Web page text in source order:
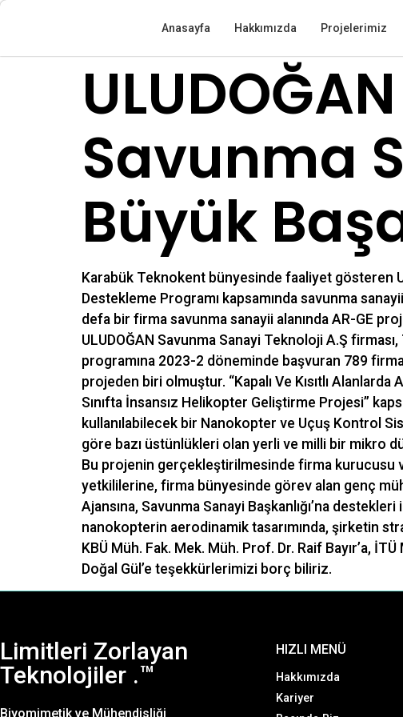
Anasayfa Hakkımızda Projelerimiz
Savunma
Büyük
Karabük Teknokent bünyesinde faaliyet gösteren
Destekleme Programı kapsamında savunma
defa bir firma savunma sanayii alanında AR-GE
ULUDOĞAN Savunma Sanayi Teknoloji A.Ş
programına 2023-2 döneminde başvuran 789
projeden biri olmuştur. “Kapalı Ve Kısıtlı
Sınıfta İnsansız Helikopter Geliştirme Projesi”
kullanılabilecek bir Nanokopter ve Uçuş Kontrol
göre bazı üstünlükleri olan yerli ve milli bir mikro
Bu projenin gerçekleştirilmesinde firma kurucusu
yetkililerine, firma bünyesinde görev alan genç
Ajansına, Savunma Sanayi Başkanlığı’na
nanokopterin aerodinamik tasarımında, şirketin
KBÜ Müh. Fak. Mek. Müh. Prof. Dr. Raif Bayır’a,
Doğal Gül’e teşekkürlerimizi borç biliriz.
Limitleri Zorlayan
Teknolojiler .™
Biyomimetik ve Mühendisliği
HIZLI MENÜ
Hakkımızda
Kariyer